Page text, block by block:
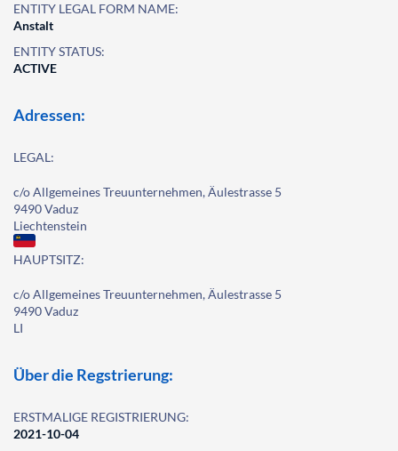
ENTITY LEGAL FORM NAME:
Anstalt
ENTITY STATUS:
ACTIVE
Adressen:
LEGAL:
c/o Allgemeines Treuunternehmen, Äulestrasse 5
9490 Vaduz
Liechtenstein
HAUPTSITZ:
c/o Allgemeines Treuunternehmen, Äulestrasse 5
9490 Vaduz
LI
Über die Regstrierung:
ERSTMALIGE REGISTRIERUNG:
2021-10-04